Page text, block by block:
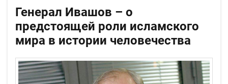
Генерал Ивашов – о
предстоящей роли исламского
мира в истории человечества